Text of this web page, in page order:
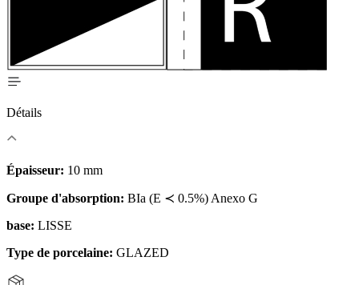
Détails
Épaisseur: 10 mm
Groupe d'absorption: BIa (E ≺ 0.5%) Anexo G
base: LISSE
Type de porcelaine: GLAZED